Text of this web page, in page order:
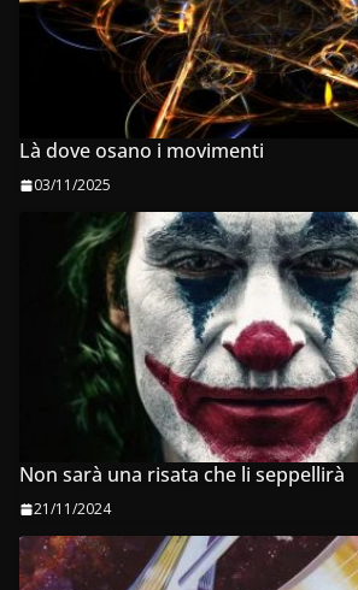
Là dove osano i movimenti
03/11/2025
Non sarà una risata che li seppellirà
21/11/2024